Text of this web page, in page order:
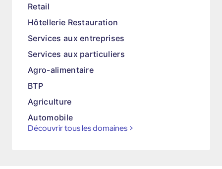
Retail
Hôtellerie Restauration
Services aux entreprises
Services aux particuliers
Agro-alimentaire
BTP
Agriculture
Automobile
Découvrir tous les domaines >